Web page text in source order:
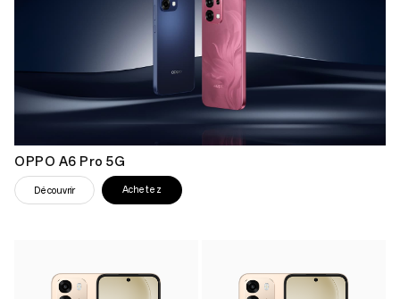
OPPO A6 Pro 5G
Achetez
Découvrir